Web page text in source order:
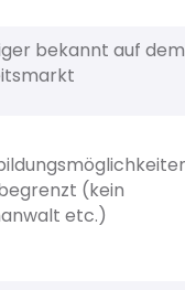
bekannt auf dem
(kein
etc.)